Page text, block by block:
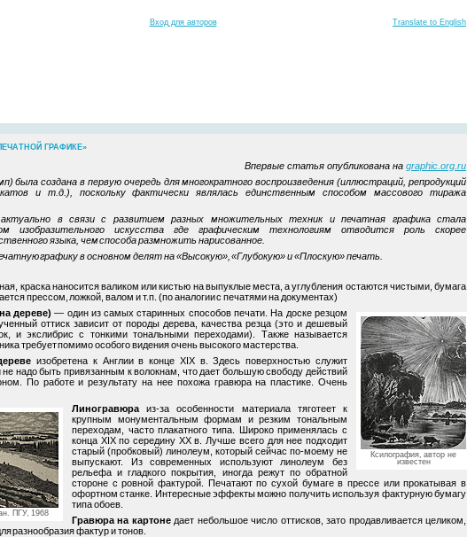
Вход для авторов Translate to English
ГРАФИКЕ»
Впервые статья опубликована на graphic.org.ru
была создана в первую очередь для многократного воспроизведения (иллюстраций, репродукций
и т.д.), поскольку фактически являлась единственным способом массового тиража
в связи с развитием разных множительных техник и печатная графика стала
изобразительного искусства где графическим технологиям отводится роль скорее
языка, чем способа размножить нарисованное.
графику в основном делят на «Высокую», «Глубокую» и «Плоскую» печать.
краска наносится валиком или кистью на выпуклые места, а углубления остаются чистыми, бумага
прессом, ложкой, валом и т.п. (по аналогии с печатями на документах)
Ксилография, автор не
известен
дереве) — один из самых старинных способов печати. На доске резцом
оттиск зависит от породы дерева, качества резца (это и дешевый
и экслибрис с тонкими тональными переходами). Также называется
требует помимо особого видения очень высокого мастерства.
изобретена к Англии в конце XIX в. Здесь поверхностью служит
надо быть привязанным к волокнам, что дает большую свободу действий
По работе и результату на нее похожа гравюра на пластике. Очень
ПГУ, 1968
Линогравюра из-за особенности материала тяготеет к
крупным монументальным формам и резким тональным
переходам, часто плакатного типа. Широко применялась с
конца XIX по середину XX в. Лучше всего для нее подходит
старый (пробковый) линолеум, который сейчас по-моему не
выпускают. Из современных используют линолеум без
рельефа и гладкого покрытия, иногда режут по обратной
стороне с ровной фактурой. Печатают по сухой бумаге в прессе или прокатывая в
офортном станке. Интересные эффекты можно получить используя фактурную бумагу
типа обоев.
Гравюра на картонедает небольшое число оттисков, зато продавливается целиком,
разнообразия фактур и тонов.